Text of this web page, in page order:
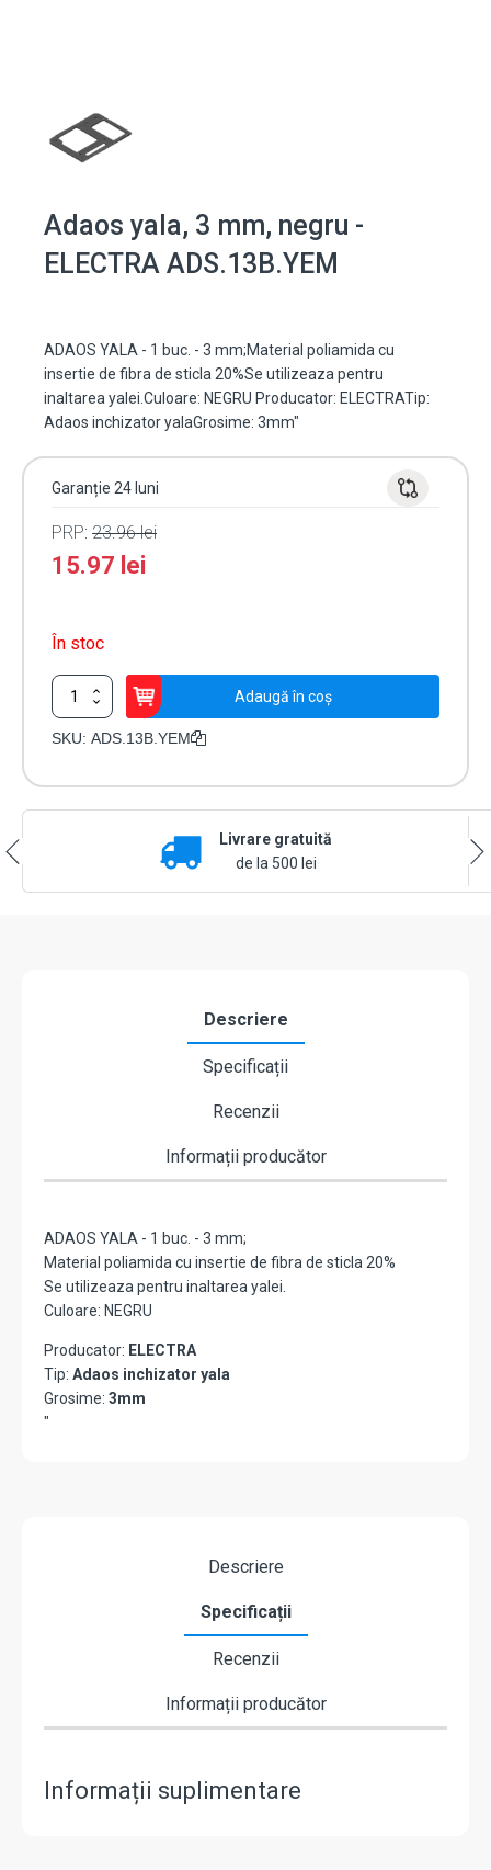
Adaos yala, 3 mm, negru -
ELECTRA ADS.13B.YEM
ADAOS YALA - 1 buc. - 3 mm;Material poliamida cu
insertie de fibra de sticla 20%Se utilizeaza pentru
inaltarea yalei.Culoare: NEGRU Producator: ELECTRATip:
Adaos inchizator yalaGrosime: 3mm"
Garanție 24 luni
PRP: 23.96lei
15.97 lei
În stoc
Cantitate
Adaos
yala,
Adaugă în coș
SKU: ADS.13B.YEM
Livrare gratuită
de la 500 lei
Descriere
Specificații
Recenzii
Informații producător
ADAOS YALA - 1 buc. - 3 mm;
Material poliamida cu insertie de fibra de sticla 20%
Se utilizeaza pentru inaltarea yalei.
Culoare: NEGRU
Producator: ELECTRA
Tip: Adaos inchizator yala
Grosime: 3mm
"
Descriere
Specificații
Recenzii
Informații producător
Informații suplimentare